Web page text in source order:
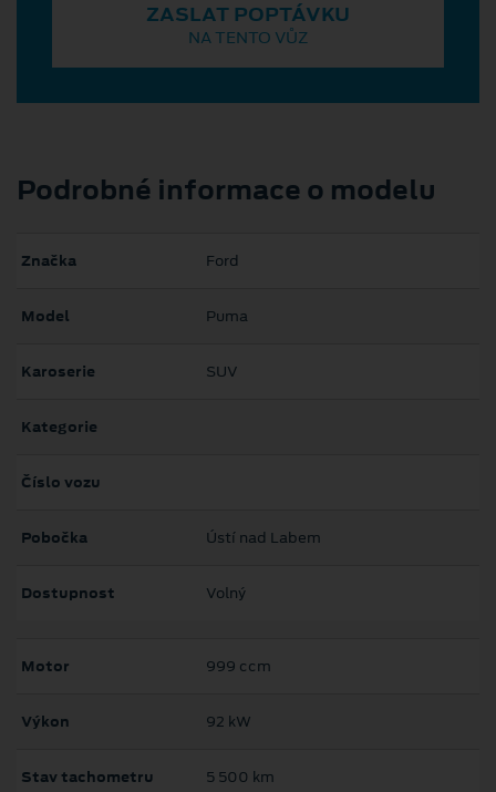
ZASLAT POPTÁVKU
NA TENTO VŮZ
Podrobné informace o modelu
Značka Ford
Model Puma
Karoserie SUV
Kategorie
Číslo vozu
Pobočka Ústí nad Labem
Dostupnost Volný
Motor 999 ccm
Výkon 92 kW
Stav tachometru 5 500 km